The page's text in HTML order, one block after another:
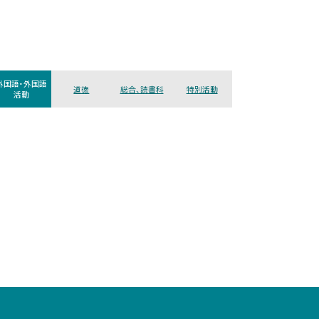
国語・外国語
活動
道徳 総合、読書科 特別活動